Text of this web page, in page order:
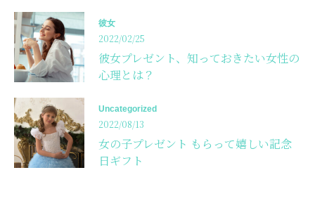
彼女
2022/02/25
彼女プレゼント、知っておきたい女性の
心理とは？
Uncategorized
2022/08/13
女の子プレゼント もらって嬉しい記念
日ギフト